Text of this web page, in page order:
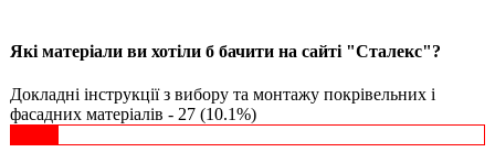
Які матеріали ви хотіли б бачити на сайті "Сталекс"?
Докладні інструкції з вибору та монтажу покрівельних і
фасадних матеріалів - 27 (10.1%)